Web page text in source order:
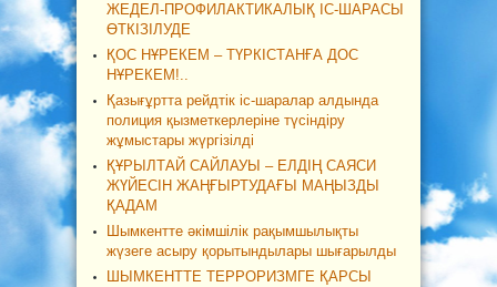
ЖЕДЕЛ-ПРОФИЛАКТИКАЛЫҚ ІС-ШАРАСЫ
ӨТКІЗІЛУДЕ
ҚОС НҰРЕКЕМ – ТҮРКІСТАНҒА ДОС
НҰРЕКЕМ!..
Қазығұртта рейдтік іс-шаралар алдында
полиция қызметкерлеріне түсіндіру
жұмыстары жүргізілді
ҚҰРЫЛТАЙ САЙЛАУЫ – ЕЛДІҢ САЯСИ
ЖҮЙЕСІН ЖАҢҒЫРТУДАҒЫ МАҢЫЗДЫ
ҚАДАМ
Шымкентте әкімшілік рақымшылықты
жүзеге асыру қорытындылары шығарылды
ШЫМКЕНТТЕ ТЕРРОРИЗМГЕ ҚАРСЫ